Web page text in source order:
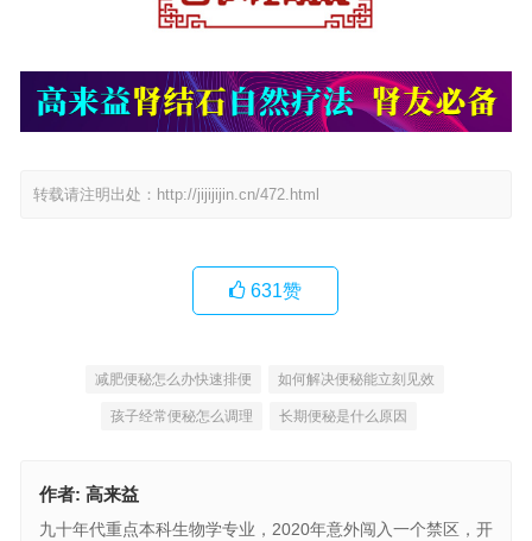
转载请注明出处： http://jijijijin.cn/472.html
631赞
减肥便秘怎么办快速排便 如何解决便秘能立刻见效
孩子经常便秘怎么调理 长期便秘是什么原因
作者: 高来益
九十年代重点本科生物学专业，2020年意外闯入一个禁区，开